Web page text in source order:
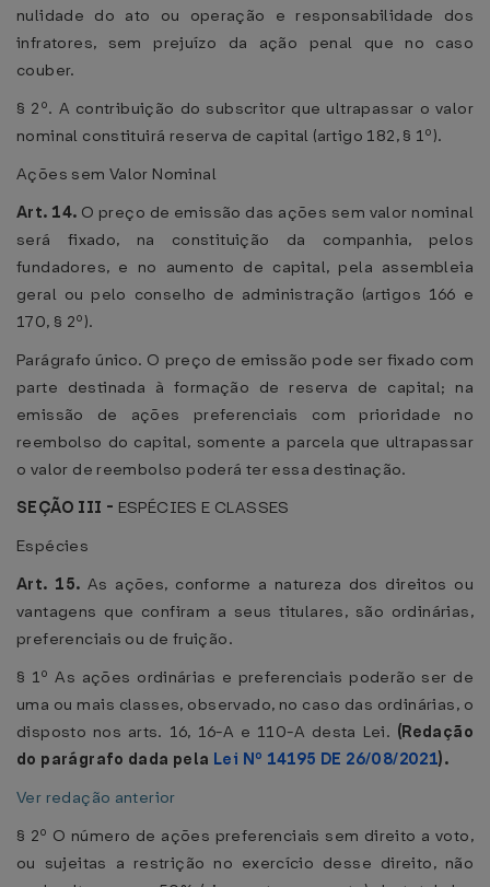
nulidade do ato ou operação e responsabilidade dos
infratores, sem prejuízo da ação penal que no caso
couber.
§ 2º. A contribuição do subscritor que ultrapassar o valor
nominal constituirá reserva de capital (artigo 182, § 1º).
Ações sem Valor Nominal
Art. 14. O preço de emissão das ações sem valor nominal
será fixado, na constituição da companhia, pelos
fundadores, e no aumento de capital, pela assembleia
geral ou pelo conselho de administração (artigos 166 e
170, § 2º).
Parágrafo único. O preço de emissão pode ser fixado com
parte destinada à formação de reserva de capital; na
emissão de ações preferenciais com prioridade no
reembolso do capital, somente a parcela que ultrapassar
o valor de reembolso poderá ter essa destinação.
SEÇÃO III - ESPÉCIES E CLASSES
Espécies
Art. 15. As ações, conforme a natureza dos direitos ou
vantagens que confiram a seus titulares, são ordinárias,
preferenciais ou de fruição.
§ 1º As ações ordinárias e preferenciais poderão ser de
uma ou mais classes, observado, no caso das ordinárias, o
disposto nos arts. 16, 16-A e 110-A desta Lei. (Redação
do parágrafo dada pela Lei Nº 14195 DE 26/08/2021).
Ver redação anterior
§ 2º O número de ações preferenciais sem direito a voto,
ou sujeitas a restrição no exercício desse direito, não